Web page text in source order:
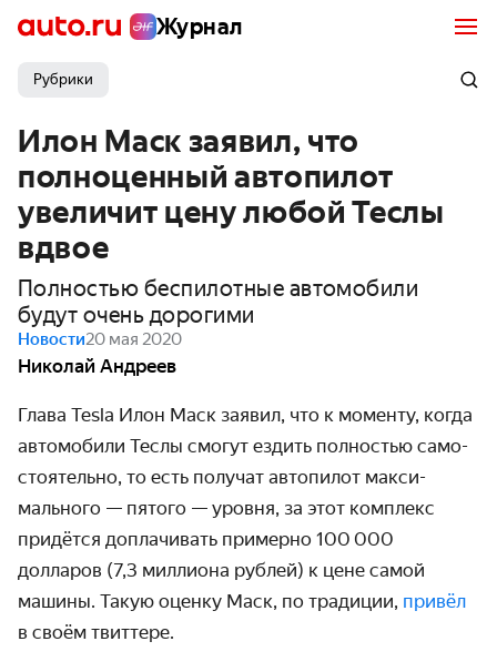
Журнал
Рубрики
Илон Маск заявил, что
полноценный автопилот
увеличит цену любой Теслы
вдвое
Полностью беспилотные автомобили
будут очень дорогими
Новости20 мая 2020
Николай Андреев
Глава Tesla Илон Маск заявил, что к моменту, когда
авто­мобили Теслы смогут ездить полностью само­
стоятельно, то есть получат автопилот макси­
мального — пятого — уровня, за этот комплекс
придётся доплачи­вать примерно 100 000
долларов (7,3 миллиона рублей) к цене самой
машины. Такую оценку Маск, по традиции, привёл
в своём твиттере.